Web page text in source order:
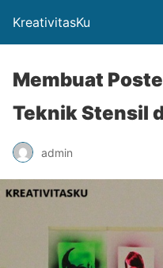
KreativitasKu
Membuat
Teknik Stensil
admin